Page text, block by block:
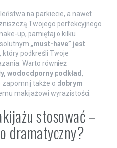
na parkiecie, a nawet
Twojego perfekcyjnego
up, pamiętaj o kilku
„must-have” jest
, który podkreśli Twoje
Warto również
wodoodporny podkład,
zapomnij także o dobrym
makijażowi wyrazistości.
stosować –
dramatyczny?